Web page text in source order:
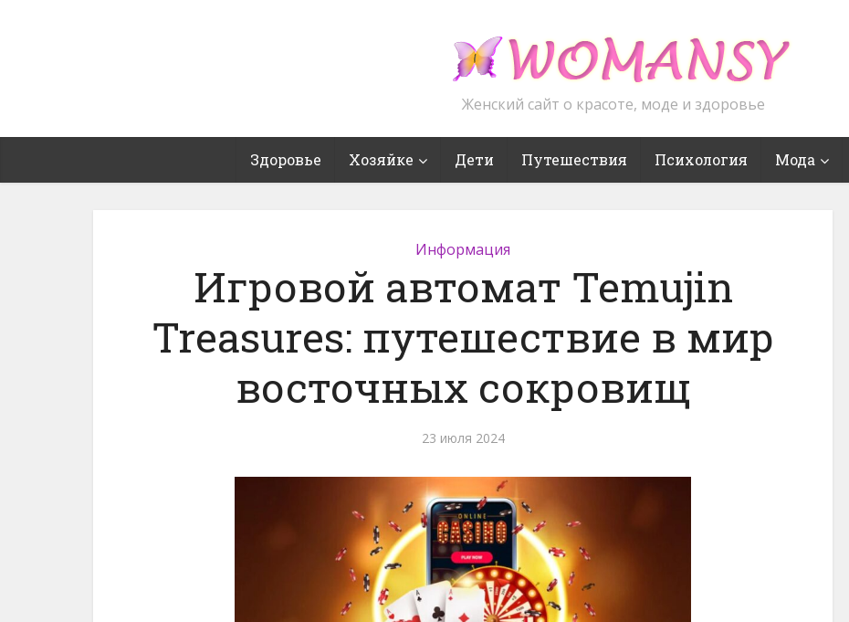
Женский сайт о красоте, моде и здоровье
Здоровье Хозяйке Дети Путешествия Психология Мода
Информация
Игровой автомат Temujin
Treasures: путешествие в мир
восточных сокровищ
23 июля 2024